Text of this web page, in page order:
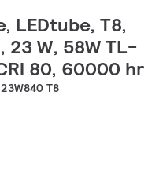
LEDtube, T8,
23 W, 58W TL-
80, 60000 hr
T8